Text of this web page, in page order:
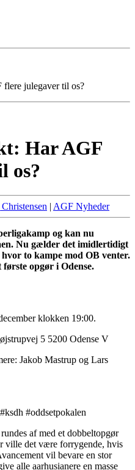
julegaver til os?
Har AGF
os?
| AGF Nyheder
og kan nu
Nu gælder det imidlertidigt
to kampe mod OB venter.
opgør i Odense.
klokken 19:00.
5 5200 Odense V
Jakob Mastrup og Lars
#oddsetpokalen
af med et dobbeltopgør
ville det være forrygende, hvis
vil bevare en stor
alle aarhusianere en masse